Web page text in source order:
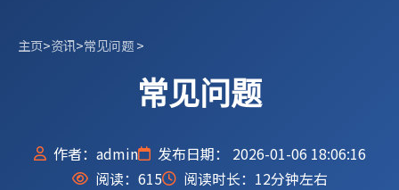
主页>资讯>常见问题>
常见问题
作者：admin
发布日期： 2026-01-06 18:06:16
阅读： 615 阅读时长：12分钟左右